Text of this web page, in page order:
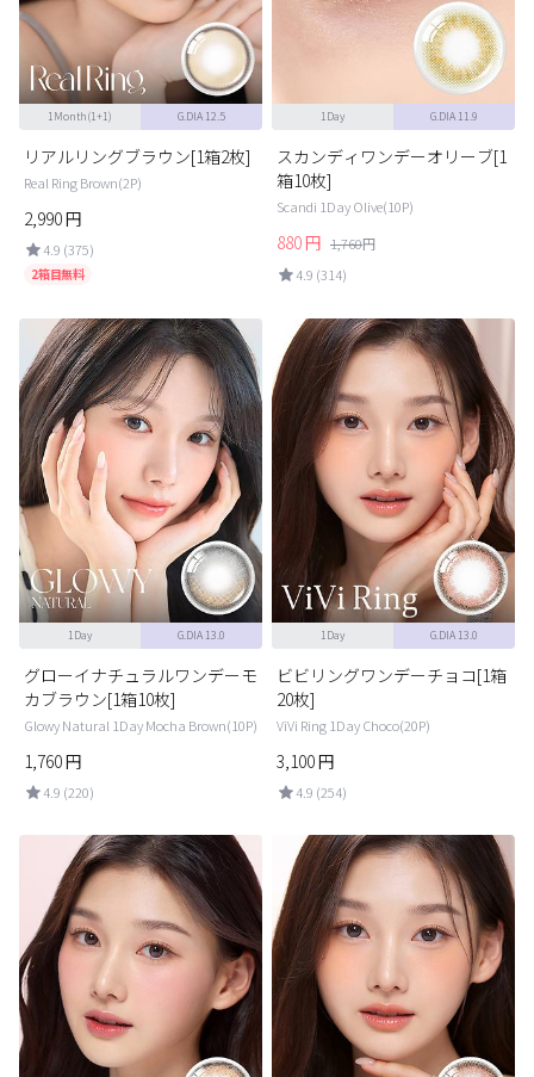
1Month(1+1) G.DIA 12.5
リアルリングブラウン[1箱2枚]
Real Ring Brown(2P)
2,990円
4.9 (375)
2箱目無料
1Day G.DIA 11.9
スカンディワンデーオリーブ[1
箱10枚]
Scandi 1Day Olive(10P)
880 円 1,760円
4.9 (314)
1Day G.DIA 13.0
グローイナチュラルワンデーモ
カブラウン[1箱10枚]
Glowy Natural 1Day Mocha Brown(10P)
1,760円
4.9 (220)
1Day G.DIA 13.0
ビビリングワンデーチョコ[1箱
20枚]
ViVi Ring 1Day Choco(20P)
3,100円
4.9 (254)